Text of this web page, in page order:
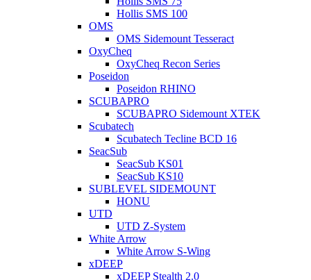
Hollis SMS 100
OMS
OMS Sidemount Tesseract
OxyCheq
OxyCheq Recon Series
Poseidon
Poseidon RHINO
SCUBAPRO
SCUBAPRO Sidemount XTEK
Scubatech
Scubatech Tecline BCD 16
SeacSub
SeacSub KS01
SeacSub KS10
SUBLEVEL SIDEMOUNT
HONU
UTD
UTD Z-System
White Arrow
White Arrow S-Wing
xDEEP
xDEEP Stealth 2.0